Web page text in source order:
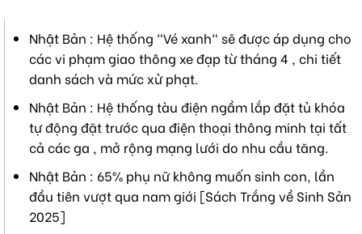
Nhật Bản : Hệ thống "Vé xanh" sẽ được áp dụng cho
các vi phạm giao thông xe đạp từ tháng 4 , chi tiết
danh sách và mức xử phạt.
Nhật Bản : Hệ thống tàu điện ngầm lắp đặt tủ khóa
tự động đặt trước qua điện thoại thông minh tại tất
cả các ga , mở rộng mạng lưới do nhu cầu tăng.
Nhật Bản : 65% phụ nữ không muốn sinh con, lần
đầu tiên vượt qua nam giới [Sách Trắng về Sinh Sản
2025]